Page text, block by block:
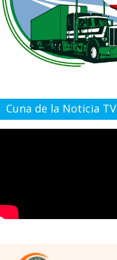
Cuna de la Noticia TV